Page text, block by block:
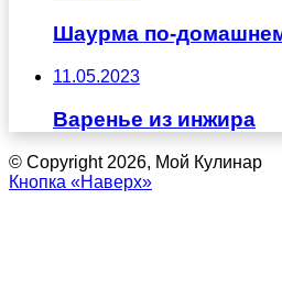
Шаурма по-
11.05.2023
Варенье из инжира
© Copyright 2026, Мой Кулинар
Кнопка «Наверх»